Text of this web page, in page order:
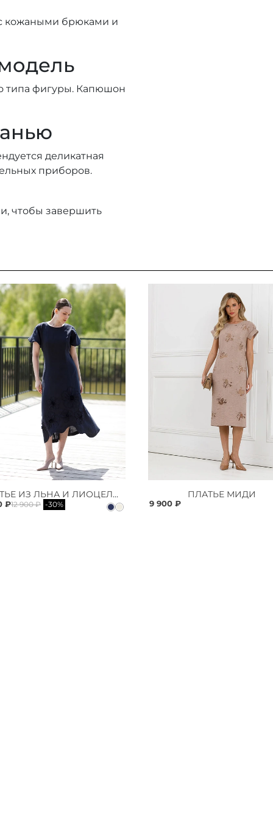
кожаными брюками и
типа фигуры. Капюшон
деликатная
приборов.
чтобы завершить
ПЛАТЬЕ ИЗ ЛЬНА И ЛИОЦЕЛЛА
₽12 900 ₽ -30%
ПЛАТЬЕ МИДИ
9 900 ₽